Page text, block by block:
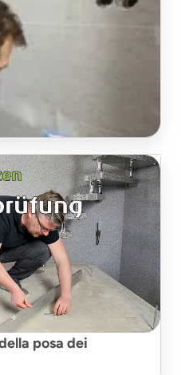
viniliche
posa dei